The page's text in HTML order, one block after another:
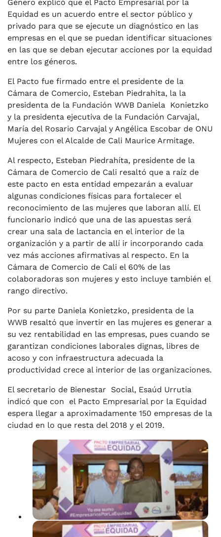
Género explicó que el Pacto Empresarial por la
Equidad es un acuerdo entre el sector público y
privado para que se ejecute un diagnóstico en las
empresas en el que se puedan identificar situaciones
en las que se deban ejecutar acciones por la equidad
entre los géneros.
El Pacto fue firmado entre el presidente de la
Cámara de Comercio, Esteban Piedrahita, la la
presidenta de la Fundación WWB Daniela Konietzko
y la presidenta ejecutiva de la Fundación Carvajal,
María del Rosario Carvajal y Angélica Escobar de ONU
Mujeres con el Alcalde de Cali Maurice Armitage.
Al respecto, Esteban Piedrahíta, presidente de la
Cámara de Comercio de Cali resaltó que a raíz de
este pacto en esta entidad empezarán a evaluar
algunas condiciones físicas para fortalecer el
reconocimiento de las mujeres que laboran allí. El
funcionario indicó que una de las apuestas será
crear una sala de lactancia en el interior de la
organización y a partir de allí ir incorporando cada
vez más acciones afirmativas al respecto. En la
Cámara de Comercio de Cali el 60% de las
colaboradoras son mujeres y esto incluye también el
rango directivo.
Por su parte Daniela Konietzko, presidenta de la
WWB resaltó que invertir en las mujeres es generar a
su vez rentabilidad en las empresas, pues cuando se
garantizan condiciones laborales dignas, libres de
acoso y con infraestructura adecuada la
productividad crece al interior de las organizaciones.
El secretario de Bienestar Social, Esaúd Urrutia
indicó que con el Pacto Empresarial por la Equidad
espera llegar a aproximadamente 150 empresas de la
ciudad en lo que resta del 2018 y el 2019.